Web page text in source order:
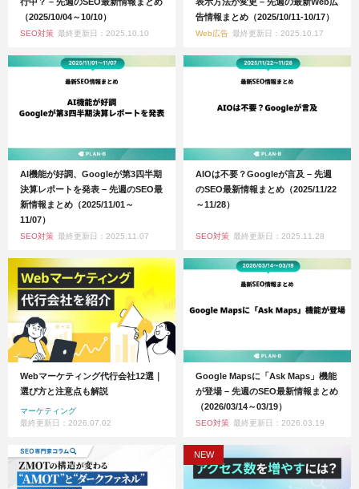
（2025/10/04～10/10）
SEO対策 最終更新日：2025.10.10
告情報まとめ（2025/10/11-10/17）
Web広告 最終更新日：2025.10.17
AI機能が好調、Googleが第3四半期
決算レポートを発表 – 先週のSEO最
新情報まとめ（2025/11/01～
11/07）
SEO対策 最終更新日：2025.11.07
AIOは不要？Googleが言及 – 先週
のSEO最新情報まとめ（2025/11/22
～11/28）
SEO対策 最終更新日：2025.11.28
Webマーケティング代行会社12選｜
選び方と注意点も解説
マーケティング
最終更新日：2026.07.02
Google Mapsに「Ask Maps」機能
が登場 – 先週のSEO最新情報まとめ
（2026/03/14～03/19）
SEO対策 最終更新日：2026.03.19
NEW